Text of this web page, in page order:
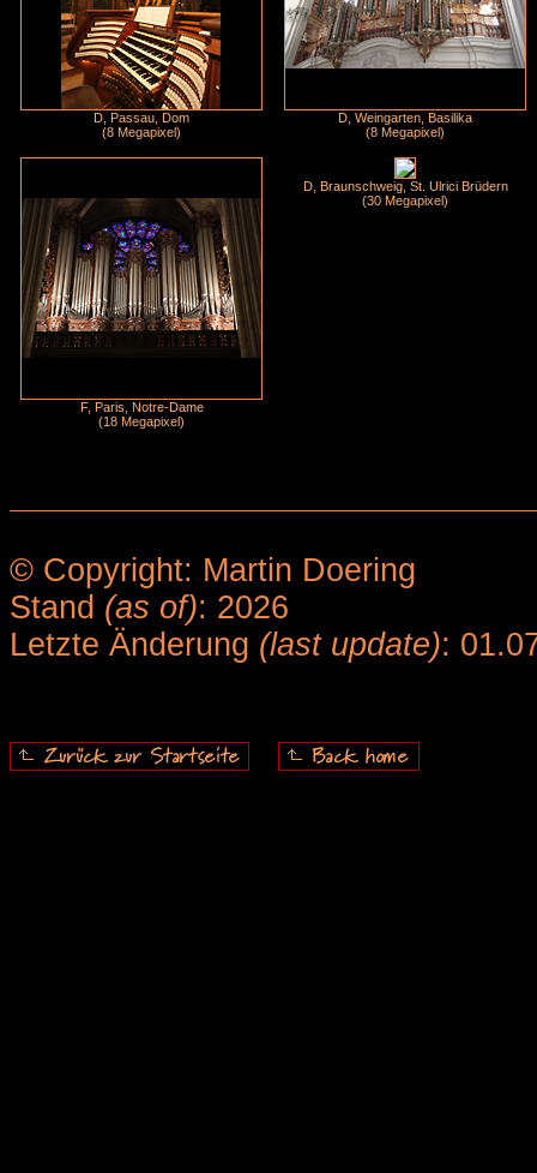
D, Passau, Dom
(8 Megapixel)
D, Weingarten, Basilika
(8 Megapixel)
F, Paris, Notre-Dame
(18 Megapixel)
D, Braunschweig, St. Ulrici Brüdern
(30 Megapixel)
© Copyright: Martin Doering
Stand (as of): 2026
Letzte Änderung (last update):